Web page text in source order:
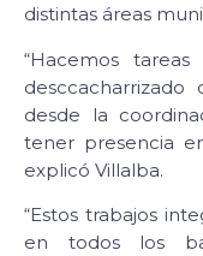
distintas áreas
“Hacemos
desde la
tener presencia
explicó Villalba.
“Estos trabajos
en todos los